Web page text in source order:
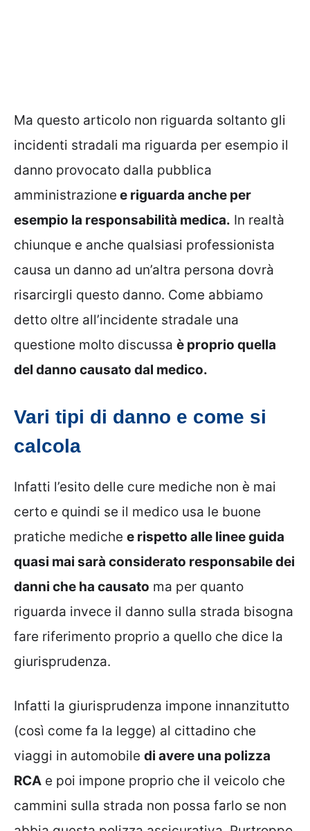
Ma questo articolo non riguarda soltanto gli
incidenti stradali ma riguarda per esempio il
danno provocato dalla pubblica
amministrazione e riguarda anche per
esempio la responsabilità medica. In realtà
chiunque e anche qualsiasi professionista
causa un danno ad un’altra persona dovrà
risarcirgli questo danno. Come abbiamo
detto oltre all’incidente stradale una
questione molto discussa è proprio quella
del danno causato dal medico.
Vari tipi di danno e come si
calcola
Infatti l’esito delle cure mediche non è mai
certo e quindi se il medico usa le buone
pratiche mediche e rispetto alle linee guida
quasi mai sarà considerato responsabile dei
danni che ha causato ma per quanto
riguarda invece il danno sulla strada bisogna
fare riferimento proprio a quello che dice la
giurisprudenza.
Infatti la giurisprudenza impone innanzitutto
(così come fa la legge) al cittadino che
viaggi in automobile di avere una polizza
RCA e poi impone proprio che il veicolo che
cammini sulla strada non possa farlo se non